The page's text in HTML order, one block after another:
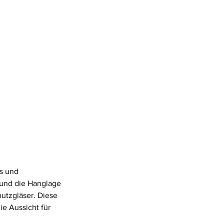
und
die Hanglage
Diese
Aussicht für